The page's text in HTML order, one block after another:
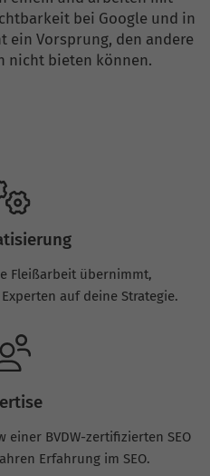
bei Google und in
ein Vorsprung, den andere
nicht bieten können.
Fleißarbeit übernimmt,
auf deine Strategie.
BVDW-zertifizierten SEO
Erfahrung im SEO.